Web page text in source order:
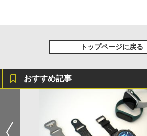
トップページに戻る
おすすめ記事